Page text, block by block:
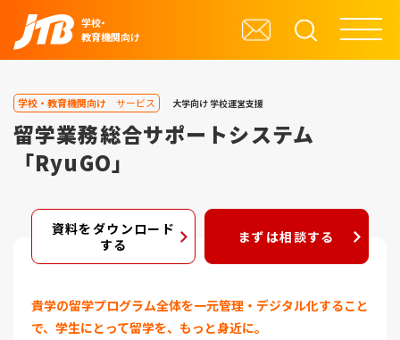
学校・
教育機関向け
学校・教育機関向け サービス 大学向け学校運営支援
留学業務総合サポートシステム
「RyuGO」
資料をダウンロード
する
まずは相談する
貴学の留学プログラム全体を一元管理・デジタル化すること
で、学生にとって留学を、もっと身近に。